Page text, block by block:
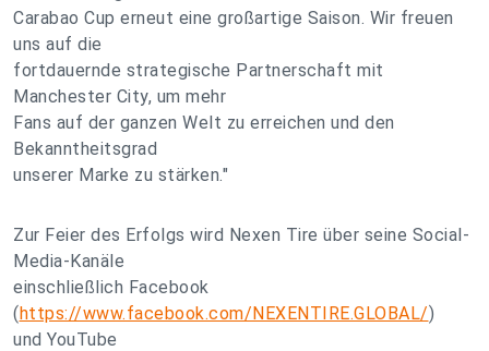
Carabao Cup erneut eine großartige Saison. Wir freuen
uns auf die
fortdauernde strategische Partnerschaft mit
Manchester City, um mehr
Fans auf der ganzen Welt zu erreichen und den
Bekanntheitsgrad
unserer Marke zu stärken."
Zur Feier des Erfolgs wird Nexen Tire über seine Social-
Media-Kanäle
einschließlich Facebook
(https://www.facebook.com/NEXENTIRE.GLOBAL/)
und YouTube